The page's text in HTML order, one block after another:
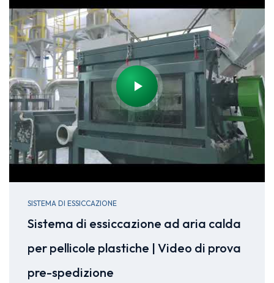
SISTEMA DI ESSICCAZIONE
Sistema di essiccazione ad aria calda
per pellicole plastiche | Video di prova
pre-spedizione